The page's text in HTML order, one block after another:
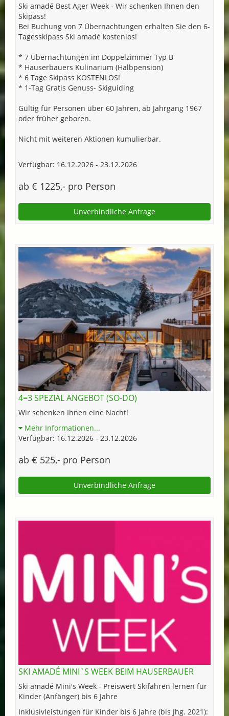
Ski amadé Best Ager Week - Wir schenken Ihnen den
Skipass!
Bei Buchung von 7 Übernachtungen erhalten Sie den 6-
Tagesskipass Ski amadé kostenlos!
* 7 Übernachtungen im Doppelzimmer Typ B
* Hauserbauers Kulinarium (Halbpension)
* 6 Tage Skipass KOSTENLOS!
* 1-Tag Gratis Genuss- Skiguiding
Gültig für Personen über 60 Jahren, ab Jahrgang 1967
oder früher geboren.
Nicht mit weiteren Aktionen kumulierbar.
Verfügbar: 16.12.2026 - 23.12.2026
ab € 1225,- pro Person
Unverbindliche Anfrage
4=3 SPEZIAL ANGEBOT (SO-DO)
Wir schenken Ihnen eine Nacht!
Mehr Informationen...
Verfügbar: 16.12.2026 - 23.12.2026
ab € 525,- pro Person
Unverbindliche Anfrage
SKI AMADÉ MINI`S WEEK BEIM HAUSERBAUER
Ski amadé Mini's Week - Preiswert Skifahren lernen für
Kinder (Anfänger) bis 6 Jahre
Inklusivleistungen für Kinder bis 6 Jahre (bis Jhg. 2021):